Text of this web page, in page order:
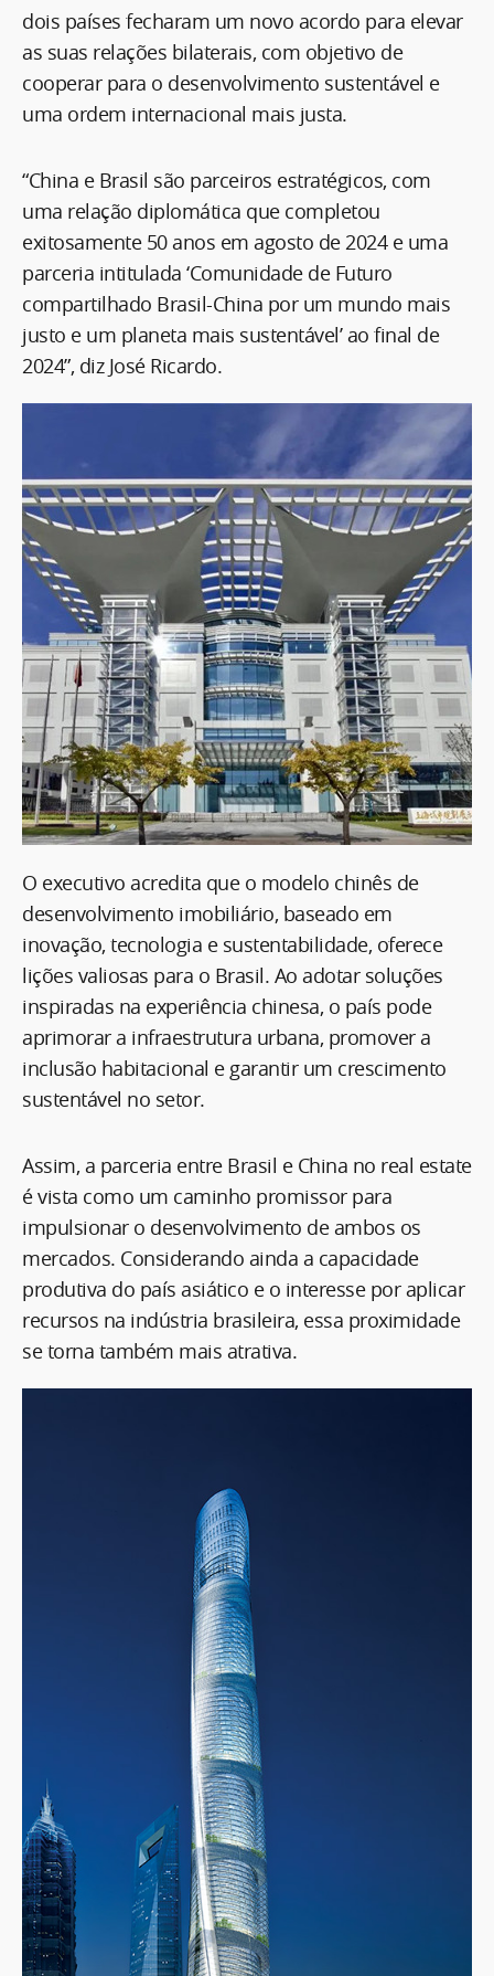
dois países fecharam um novo acordo para elevar
as suas relações bilaterais, com objetivo de
cooperar para o desenvolvimento sustentável e
uma ordem internacional mais justa.
“China e Brasil são parceiros estratégicos, com
uma relação diplomática que completou
exitosamente 50 anos em agosto de 2024 e uma
parceria intitulada ‘Comunidade de Futuro
compartilhado Brasil-China por um mundo mais
justo e um planeta mais sustentável’ ao final de
2024”, diz José Ricardo.
O executivo acredita que o modelo chinês de
desenvolvimento imobiliário, baseado em
inovação, tecnologia e sustentabilidade, oferece
lições valiosas para o Brasil. Ao adotar soluções
inspiradas na experiência chinesa, o país pode
aprimorar a infraestrutura urbana, promover a
inclusão habitacional e garantir um crescimento
sustentável no setor.
Assim, a parceria entre Brasil e China no real estate
é vista como um caminho promissor para
impulsionar o desenvolvimento de ambos os
mercados. Considerando ainda a capacidade
produtiva do país asiático e o interesse por aplicar
recursos na indústria brasileira, essa proximidade
se torna também mais atrativa.